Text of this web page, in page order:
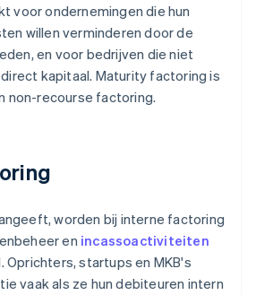
voor ondernemingen die hun
willen verminderen door de
en voor bedrijven die niet
kapitaal. Maturity factoring is
non-recourse factoring.
worden bij interne factoring
en incassoactiviteiten
Oprichters, startups en MKB's
vaak als ze hun debiteuren intern